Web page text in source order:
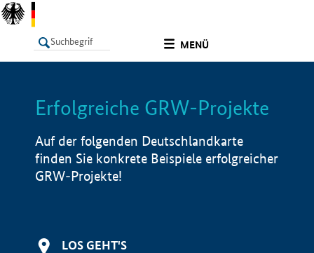
MENÜ
LISTE Info
Erfolgreiche GRW-Projekte
Auf der folgenden Deutschlandkarte
finden Sie konkrete Beispiele erfolgreicher
GRW-Projekte!
LOS GEHT'S